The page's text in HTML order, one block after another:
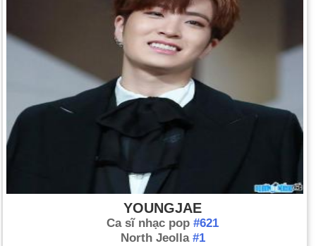
YOUNGJAE
Ca sĩ nhạc pop #621
North Jeolla #1